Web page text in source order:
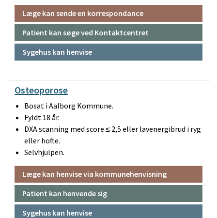
Læge kan sende en korrespondance
Patient kan søge ved Kontaktcentret
Sygehus kan henvise
Osteoporose
Bosat i Aalborg Kommune.
Fyldt 18 år.
DXA scanning med score ≤ 2,5 eller lavenergibrud i ryg
eller hofte.
Selvhjulpen.
Læge kan henvise via kommunehenvisning
Patient kan henvende sig
Sygehus kan henvise